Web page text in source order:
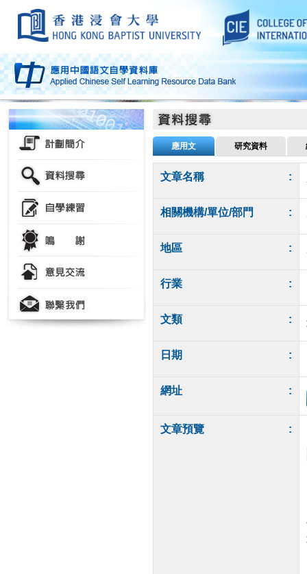
應用文 研究資料
文章名稱 :
相關機構/單位/部門 :
地區 :
行業 :
文類 :
日期 :
網址 :
文章預覽 :